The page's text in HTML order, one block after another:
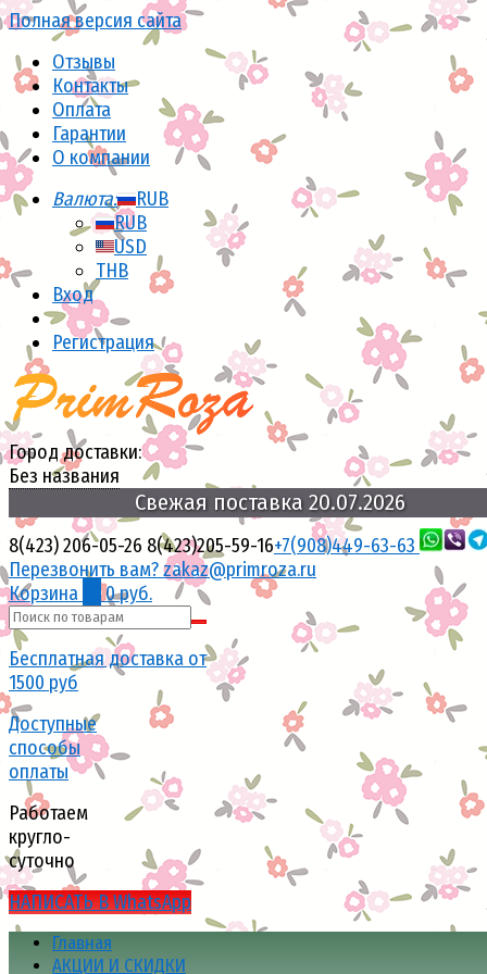
Полная версия сайта
Отзывы
Контакты
Оплата
Гарантии
О компании
Валюта:
RUB
RUB
USD
THB
Вход
Регистрация
Город доставки:
Без названия
Свежая поставка 20.07.2026
8(423) 206-05-26 8(423)205-59-16+7(908)449-63-63
Перезвонить вам?zakaz@primroza.ru
Корзина
0 руб.
Бесплатная доставка от
1500 руб
Доступные
способы
оплаты
Работаем
кругло-
суточно
НАПИСАТЬ В WhatsApp
Главная
АКЦИИ И СКИДКИ